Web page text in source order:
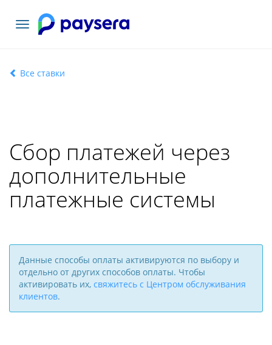
Toggle
navigation
Все ставки
Сбор платежей через
дополнительные
платежные системы
Данные способы оплаты активируются по выбору и
отдельно от других способов оплаты. Чтобы
активировать их, свяжитесь с Центром обслуживания
клиентов.